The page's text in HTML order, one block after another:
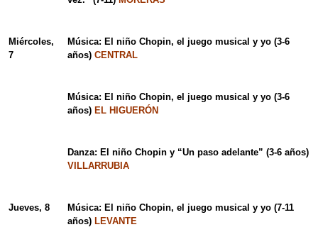
Miércoles,
7
Música: El niño Chopin, el juego musical y yo (3-6
años) CENTRAL
Música: El niño Chopin, el juego musical y yo (3-6
años) EL HIGUERÓN
Danza: El niño Chopin y “Un paso adelante” (3-6 años)
VILLARRUBIA
Jueves, 8
Música: El niño Chopin, el juego musical y yo (7-11
años) LEVANTE